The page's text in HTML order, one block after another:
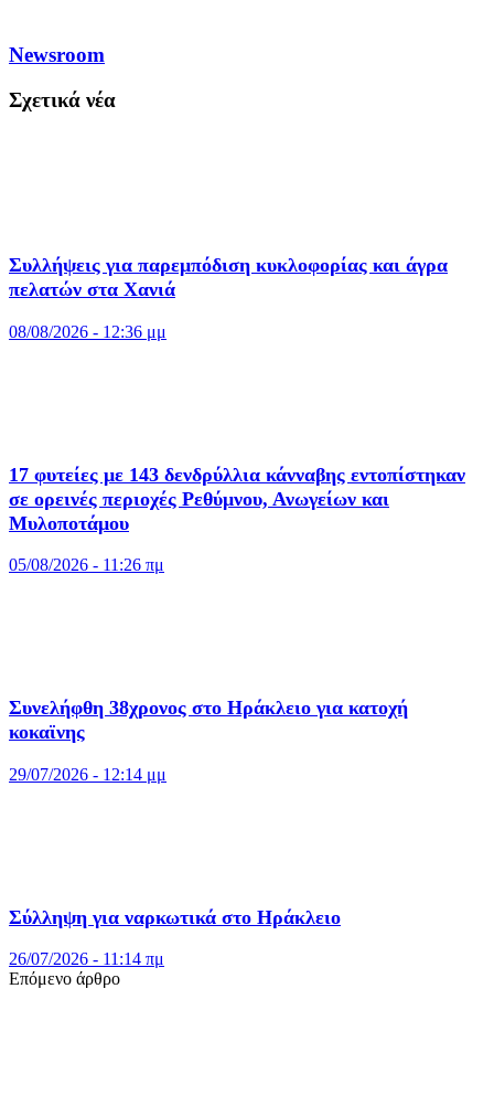
Newsroom
Σχετικά νέα
Συλλήψεις για παρεμπόδιση κυκλοφορίας και άγρα
πελατών στα Χανιά
08/08/2026 - 12:36 μμ
17 φυτείες με 143 δενδρύλλια κάνναβης εντοπίστηκαν
σε ορεινές περιοχές Ρεθύμνου, Ανωγείων και
Μυλοποτάμου
05/08/2026 - 11:26 πμ
Συνελήφθη 38χρονος στο Ηράκλειο για κατοχή
κοκαϊνης
29/07/2026 - 12:14 μμ
Σύλληψη για ναρκωτικά στο Ηράκλειο
26/07/2026 - 11:14 πμ
Επόμενο άρθρο